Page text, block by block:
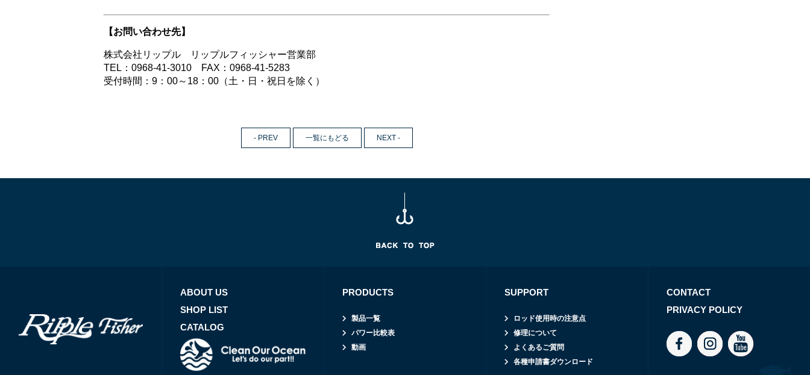
【お問い合わせ先】
株式会社リップル リップルフィッシャー営業部
TEL：0968-41-3010 FAX：0968-41-5283
受付時間：9：00～18：00（土・日・祝日を除く）
- PREV 一覧にもどる NEXT -
ABOUT US
SHOP LIST
CATALOG
PRODUCTS
製品一覧
パワー比較表
動画
SUPPORT
ロッド使用時の注意点
修理について
よくあるご質問
各種申請書ダウンロード
CONTACT
PRIVACY POLICY